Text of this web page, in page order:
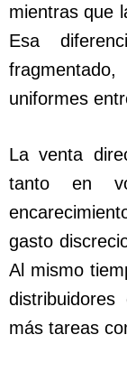
mientras que
Esa
uniformes
La venta
tanto en
gasto
Al mismo
más tareas